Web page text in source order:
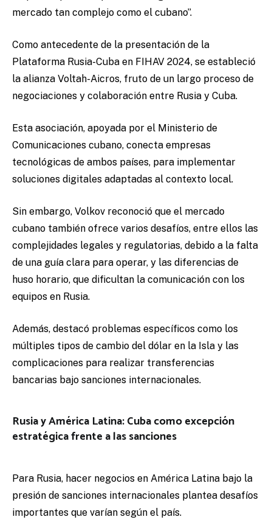
mercado tan complejo como el cubano”.
Como antecedente de la presentación de la
Plataforma Rusia-Cuba en FIHAV 2024, se estableció
la alianza Voltah-Aicros, fruto de un largo proceso de
negociaciones y colaboración entre Rusia y Cuba.
Esta asociación, apoyada por el Ministerio de
Comunicaciones cubano, conecta empresas
tecnológicas de ambos países, para implementar
soluciones digitales adaptadas al contexto local.
Sin embargo, Volkov reconoció que el mercado
cubano también ofrece varios desafíos, entre ellos las
complejidades legales y regulatorias, debido a la falta
de una guía clara para operar, y las diferencias de
huso horario, que dificultan la comunicación con los
equipos en Rusia.
Además, destacó problemas específicos como los
múltiples tipos de cambio del dólar en la Isla y las
complicaciones para realizar transferencias
bancarias bajo sanciones internacionales.
Rusia y América Latina: Cuba como excepción
estratégica frente a las sanciones
Para Rusia, hacer negocios en América Latina bajo la
presión de sanciones internacionales plantea desafíos
importantes que varían según el país.